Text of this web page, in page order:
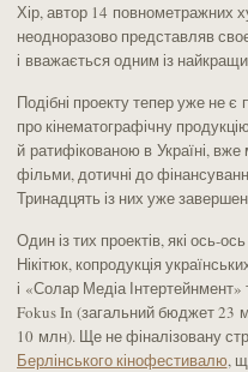
Хір, автор 14 повнометражних
неодноразово представляв
і вважається одним із
Подібні проекту тепер уже не
про кінематографічну
й ратифікованою в Україні,
фільми, дотичні до
Тринадцять із них уже
Один із тих проектів, які ось-
Нікітюк, копродукція
і «Солар Медіа Інтертейнмент»
Fokus In (загальний бюджет 23
10 млн). Ще не фіналізовану
Берлінського кінофестивалю,